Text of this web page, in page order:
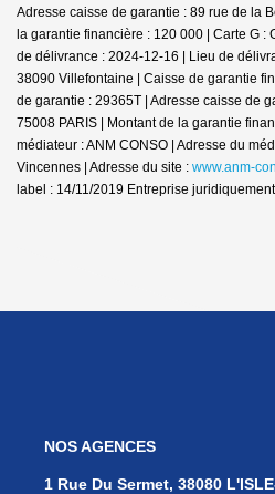
Adresse caisse de garantie : 89 rue de la
la garantie financière : 120 000 | Carte G :
de délivrance : 2024-12-16 | Lieu de
38090 Villefontaine | Caisse de garantie
de garantie : 29365T | Adresse caisse de
75008 PARIS | Montant de la garantie
médiateur : ANM CONSO | Adresse du
Vincennes | Adresse du site : www.anm-
label : 14/11/2019 Entreprise
NOS AGENCES
1 Rue Du Sermet, 38080